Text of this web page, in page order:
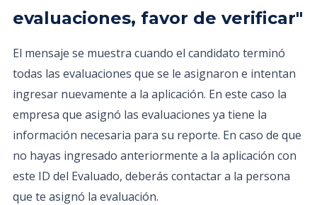
evaluaciones, favor de verificar"
El mensaje se muestra cuando el candidato terminó
todas las evaluaciones que se le asignaron e intentan
ingresar nuevamente a la aplicación. En este caso la
empresa que asignó las evaluaciones ya tiene la
información necesaria para su reporte. En caso de que
no hayas ingresado anteriormente a la aplicación con
este ID del Evaluado, deberás contactar a la persona
que te asignó la evaluación.